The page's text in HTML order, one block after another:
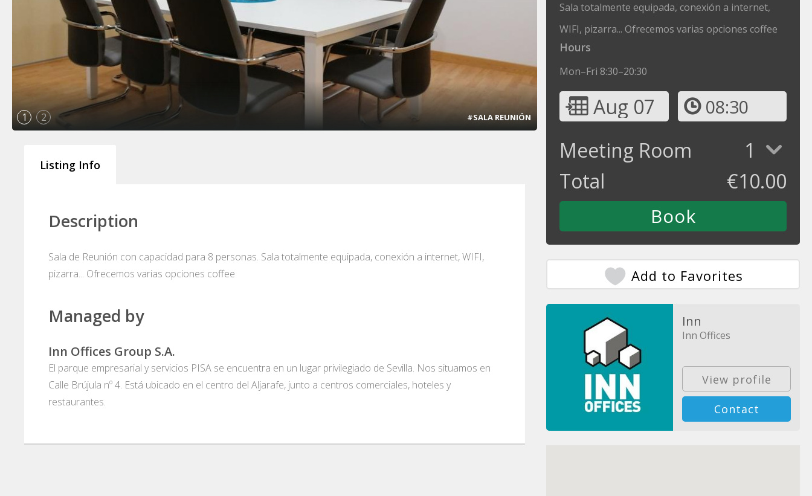
1 2 #SALA REUNIÓN
Listing Info
Description
Sala de Reunión con capacidad para 8 personas. Sala totalmente equipada, conexión a internet, WIFI,
pizarra... Ofrecemos varias opciones coffee
Managed by
Inn Offices Group S.A.
El parque empresarial y servicios PISA se encuentra en un lugar privilegiado de Sevilla. Nos situamos en
Calle Brújula nº 4. Está ubicado en el centro del Aljarafe, junto a centros comerciales, hoteles y
restaurantes.
Sala totalmente equipada, conexión a internet,
WIFI, pizarra... Ofrecemos varias opciones coffee
Hours
Mon–Fri 8:30–20:30
Aug 07 08:30
Meeting Room
1
Total
€10.00
Add to Favorites
Inn
Inn Offices
View profile
Contact